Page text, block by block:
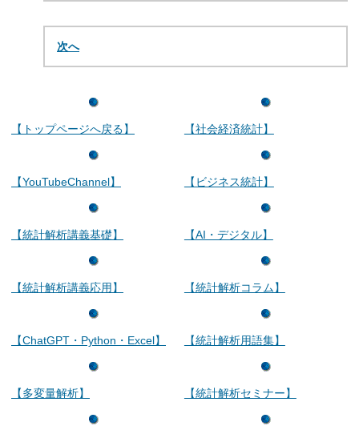
次へ
【トップページへ戻る】
【YouTubeChannel】
【統計解析講義基礎】
【統計解析講義応用】
【ChatGPT・Python・Excel】
【多変量解析】
【社会経済統計】
【ビジネス統計】
【AI・デジタル】
【統計解析コラム】
【統計解析用語集】
【統計解析セミナー】